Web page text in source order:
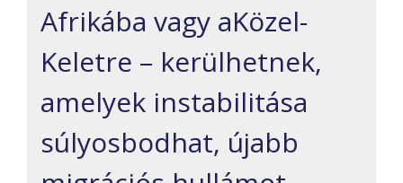
Afrikába vagy aKözel-
Keletre – kerülhetnek,
amelyek instabilitása
súlyosbodhat, újabb